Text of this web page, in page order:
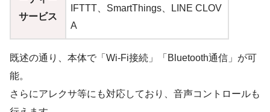
サービス
IFTTT、SmartThings、LINE CLOV
A
既述の通り、本体で「Wi-Fi接続」「Bluetooth通信」が可
能。
さらにアレクサ等にも対応しており、音声コントロールも